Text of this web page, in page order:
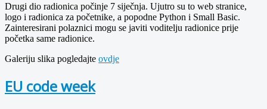
Drugi dio radionica počinje 7 siječnja. Ujutro su to web stranice,
logo i radionica za početnike, a popodne Python i Small Basic.
Zainteresirani polaznici mogu se javiti voditelju radionice prije
početka same radionice.
Galeriju slika pogledajte ovdje
EU code week